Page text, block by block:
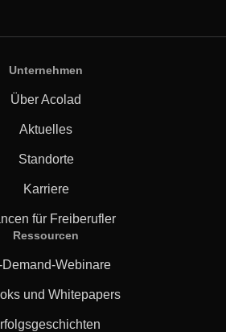
Unternehmen
Über Acolad
Aktuelles
Standorte
Karriere
für Freiberufler
Ressourcen
Demand-Webinare
und Whitepapers